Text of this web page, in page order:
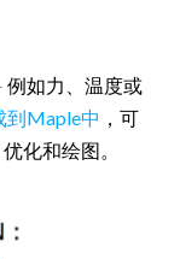
例如力、温度或
到Maple中 ，可
化和绘图。